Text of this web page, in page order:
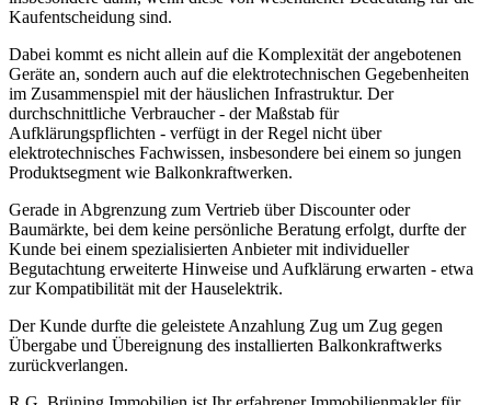
Kaufentscheidung sind.
Dabei kommt es nicht allein auf die Komplexität der angebotenen
Geräte an, sondern auch auf die elektrotechnischen Gegebenheiten
im Zusammenspiel mit der häuslichen Infrastruktur. Der
durchschnittliche Verbraucher - der Maßstab für
Aufklärungspflichten - verfügt in der Regel nicht über
elektrotechnisches Fachwissen, insbesondere bei einem so jungen
Produktsegment wie Balkonkraftwerken.
Gerade in Abgrenzung zum Vertrieb über Discounter oder
Baumärkte, bei dem keine persönliche Beratung erfolgt, durfte der
Kunde bei einem spezialisierten Anbieter mit individueller
Begutachtung erweiterte Hinweise und Aufklärung erwarten - etwa
zur Kompatibilität mit der Hauselektrik.
Der Kunde durfte die geleistete Anzahlung Zug um Zug gegen
Übergabe und Übereignung des installierten Balkonkraftwerks
zurückverlangen.